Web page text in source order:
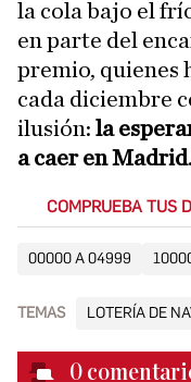
la cola bajo el
en parte del
premio, quienes
cada diciembre
ilusión: la
a caer en Madrid.
COMPRUEBA TUS
00000 A 04999
TEMAS LOTERÍA DE
0